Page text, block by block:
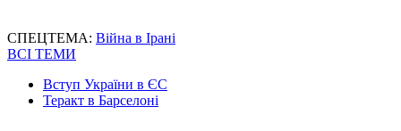
СПЕЦТЕМА: Війна в Ірані
ВСІ ТЕМИ
Вступ України в ЄС
Теракт в Барселоні